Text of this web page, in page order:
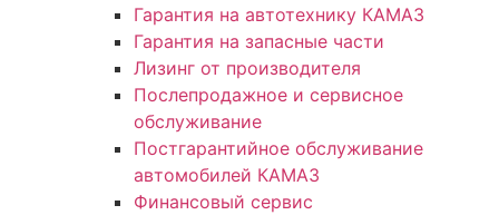
Гарантия на автотехнику КАМАЗ
Гарантия на запасные части
Лизинг от производителя
Послепродажное и сервисное
обслуживание
Постгарантийное обслуживание
автомобилей КАМАЗ
Финансовый сервис